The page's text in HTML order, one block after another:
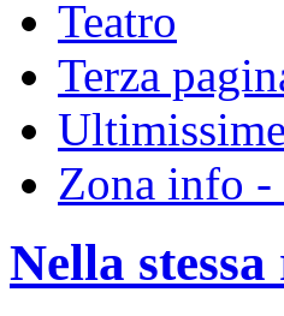
Teatro
Terza
Ultimissime
Zona info
Nella